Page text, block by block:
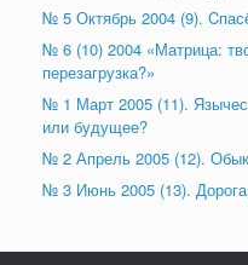
№ 5 Октябрь 2004 (9).
№ 6 (10) 2004 «Матрица:
перезагрузка?»
№ 1 Март 2005 (11).
или будущее?
№ 2 Апрель 2005 (12).
№ 3 Июнь 2005 (13).